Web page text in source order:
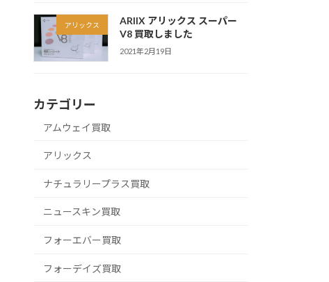
アリックス
ARIIX アリックス スーパー
V8 買取しました
2021年2月19日
カテゴリー
アムウェイ買取
アリックス
ナチュラリープラス買取
ニュースキン買取
フォーエバー買取
フォーデイズ買取